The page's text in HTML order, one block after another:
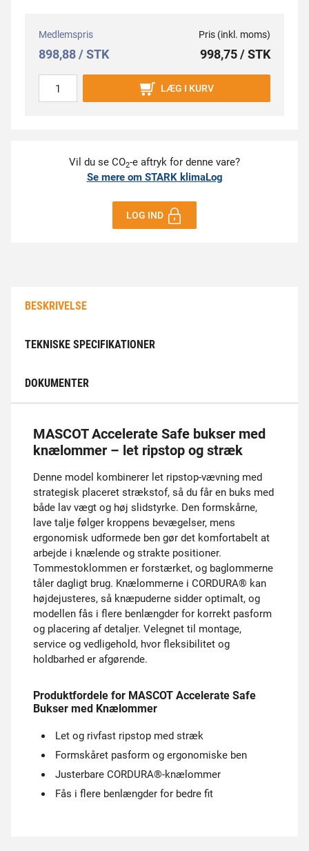
Medlemspris
898,88 / STK
Pris (inkl. moms)
998,75 / STK
LÆG I KURV
Vil du se CO2-e aftryk for denne vare?
Se mere om STARK klimaLog
LOG IND
BESKRIVELSE
TEKNISKE SPECIFIKATIONER
DOKUMENTER
MASCOT Accelerate Safe bukser med
knælommer – let ripstop og stræk
Denne model kombinerer let ripstop-vævning med
strategisk placeret strækstof, så du får en buks med
både lav vægt og høj slidstyrke. Den formskårne,
lave talje følger kroppens bevægelser, mens
ergonomisk udformede ben gør det komfortabelt at
arbejde i knælende og strakte positioner.
Tommestoklommen er forstærket, og baglommerne
tåler dagligt brug. Knælommerne i CORDURA® kan
højdejusteres, så knæpuderne sidder optimalt, og
modellen fås i flere benlængder for korrekt pasform
og placering af detaljer. Velegnet til montage,
service og vedligehold, hvor fleksibilitet og
holdbarhed er afgørende.
Produktfordele for MASCOT Accelerate Safe
Bukser med Knælommer
Let og rivfast ripstop med stræk
Formskåret pasform og ergonomiske ben
Justerbare CORDURA®-knælommer
Fås i flere benlængder for bedre fit